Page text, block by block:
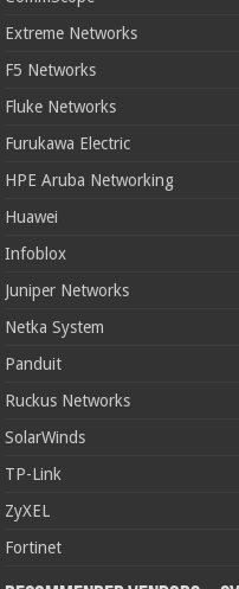
Extreme Networks
F5 Networks
Fluke Networks
Furukawa Electric
HPE Aruba Networking
Huawei
Infoblox
Juniper Networks
Netka System
Panduit
Ruckus Networks
SolarWinds
TP-Link
ZyXEL
Fortinet